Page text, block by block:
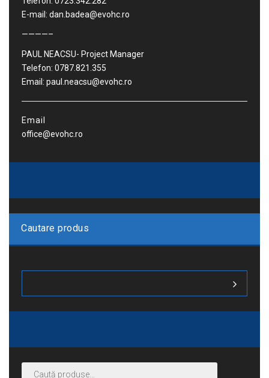
E-mail: dan.badea@evohc.ro
————–
PAUL NEACSU- Project Manager
Telefon: 0787.821.355
Email: paul.neacsu@evohc.ro
Email
office@evohc.ro
Cautare produs